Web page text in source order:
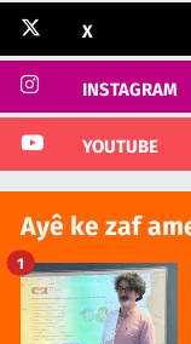
X
INSTAGRAM
YOUTUBE
Ayê ke zaf
1